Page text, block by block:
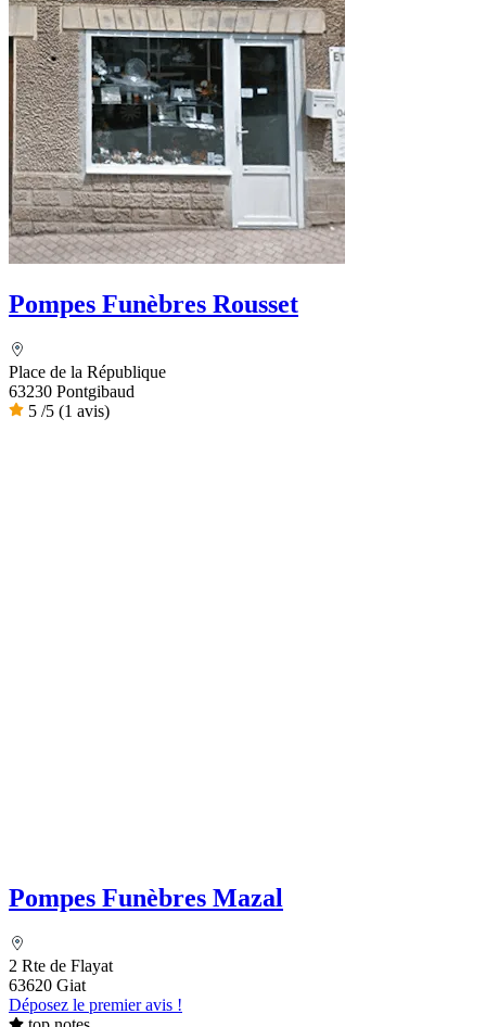
Pompes Funèbres Rousset
Place de la République
63230 Pontgibaud
5 /5 (1 avis)
Pompes Funèbres Mazal
2 Rte de Flayat
63620 Giat
Déposez le premier avis !